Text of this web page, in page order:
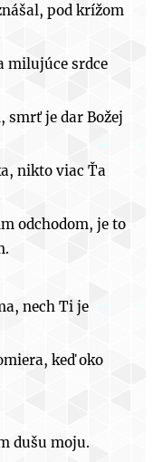
pod krížom
milujúce srdce
smrť je dar Božej
nikto viac Ťa
odchodom, je to
nech Ti je
keď oko
dušu moju.